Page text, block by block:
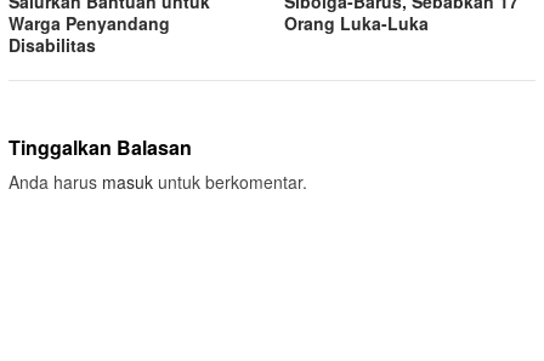
Warga Penyandang
Disabilitas
Orang Luka-Luka
Tinggalkan Balasan
Anda harus masuk untuk berkomentar.